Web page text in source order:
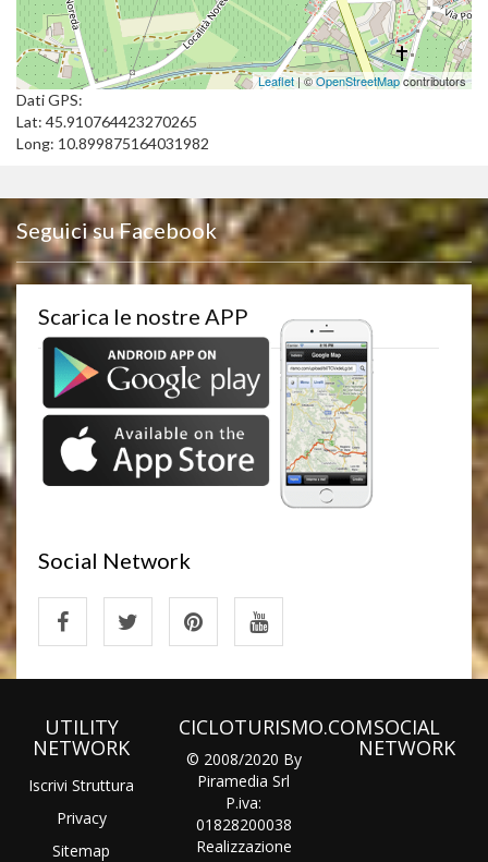
Leaflet| ©OpenStreetMapcontributors
Dati GPS:
Lat: 45.910764423270265
Long: 10.899875164031982
Seguici su Facebook
Scarica le nostre APP
Social Network
UTILITY
NETWORK
Iscrivi Struttura
Privacy
Sitemap
CICLOTURISMO.COM
© 2008/2020 By
Piramedia Srl
P.iva:
01828200038
Realizzazione
SOCIAL
NETWORK